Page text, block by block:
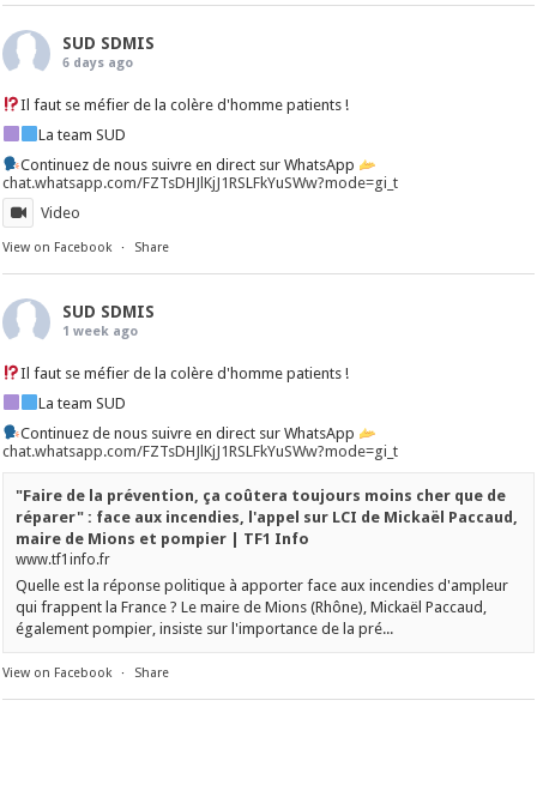
SUD SDMIS
6 days ago
Il faut se méfier de la colère d'homme patients !
La team SUD
Continuez de nous suivre en direct sur WhatsApp
chat.whatsapp.com/FZTsDHJlKjJ1RSLFkYuSWw?mode=gi_t
Video
View on Facebook · Share
SUD SDMIS
1 week ago
Il faut se méfier de la colère d'homme patients !
La team SUD
Continuez de nous suivre en direct sur WhatsApp
chat.whatsapp.com/FZTsDHJlKjJ1RSLFkYuSWw?mode=gi_t
"Faire de la prévention, ça coûtera toujours moins cher que de
réparer" : face aux incendies, l'appel sur LCI de Mickaël Paccaud,
maire de Mions et pompier | TF1 Info
www.tf1info.fr
Quelle est la réponse politique à apporter face aux incendies d'ampleur
qui frappent la France ? Le maire de Mions (Rhône), Mickaël Paccaud,
également pompier, insiste sur l'importance de la pré...
View on Facebook · Share